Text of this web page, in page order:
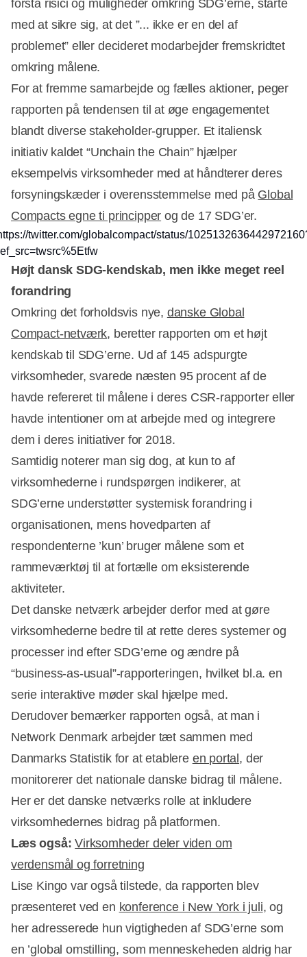
forstå risici og muligheder omkring SDG’erne, starte
med at sikre sig, at det ”... ikke er en del af
problemet” eller decideret modarbejder fremskridtet
omkring målene.
For at fremme samarbejde og fælles aktioner, peger
rapporten på tendensen til at øge engagementet
blandt diverse stakeholder-grupper. Et italiensk
initiativ kaldet “Unchain the Chain” hjælper
eksempelvis virksomheder med at håndterer deres
forsyningskæder i overensstemmelse med på Global
Compacts egne ti principper og de 17 SDG’er.
twitter.com/globalcompact/status/
Højt dansk SDG-kendskab, men ikke meget reel
forandring
Omkring det forholdsvis nye, danske Global
Compact-netværk, beretter rapporten om et højt
kendskab til SDG’erne. Ud af 145 adspurgte
virksomheder, svarede næsten 95 procent af de
havde refereret til målene i deres CSR-rapporter eller
havde intentioner om at arbejde med og integrere
dem i deres initiativer for 2018.
Samtidig noterer man sig dog, at kun to af
virksomhederne i rundspørgen indikerer, at
SDG’erne understøtter systemisk forandring i
organisationen, mens hovedparten af
respondenterne ’kun’ bruger målene som et
rammeværktøj til at fortælle om eksisterende
aktiviteter.
Det danske netværk arbejder derfor med at gøre
virksomhederne bedre til at rette deres systemer og
processer ind efter SDG’erne og ændre på
“business-as-usual”-rapporteringen, hvilket bl.a. en
serie interaktive møder skal hjælpe med.
Derudover bemærker rapporten også, at man i
Network Denmark arbejder tæt sammen med
Danmarks Statistik for at etablere en portal, der
monitorerer det nationale danske bidrag til målene.
Her er det danske netværks rolle at inkludere
virksomhedernes bidrag på platformen.
Læs også: Virksomheder deler viden om
verdensmål og forretning
Lise Kingo var også tilstede, da rapporten blev
præsenteret ved en konference i New York i juli, og
her adresserede hun vigtigheden af SDG’erne som
en ’global omstilling, som menneskeheden aldrig har